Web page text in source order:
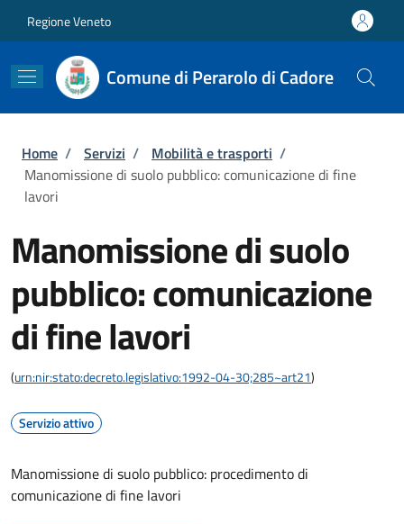
Regione Veneto
Comune di Perarolo di Cadore
Briciole di pane
Home / Servizi / Mobilità e trasporti /
Manomissione di suolo pubblico: comunicazione di fine
lavori
Manomissione di suolo
pubblico: comunicazione
di fine lavori
(urn:nir:stato:decreto.legislativo:1992-04-30;285~art21)
Servizio attivo
Manomissione di suolo pubblico: procedimento di
comunicazione di fine lavori